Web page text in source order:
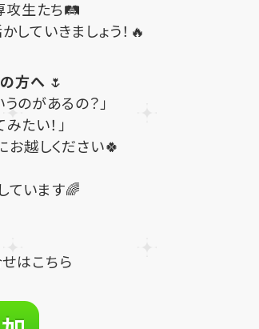
攻生たち🛤️
していきましょう！🔥
方へ 🌷
のがあるの？」
たい！」
越しください🍀
ています🌈
はこちら